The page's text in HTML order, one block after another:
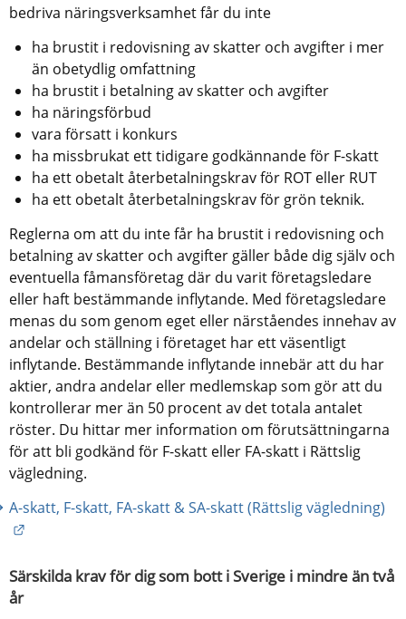
bedriva näringsverksamhet får du inte
ha brustit i redovisning av skatter och avgifter i mer
än obetydlig omfattning
ha brustit i betalning av skatter och avgifter
ha näringsförbud
vara försatt i konkurs
ha missbrukat ett tidigare godkännande för F-skatt
ha ett obetalt återbetalningskrav för ROT eller RUT
ha ett obetalt återbetalningskrav för grön teknik.
Reglerna om att du inte får ha brustit i redovisning och
betalning av skatter och avgifter gäller både dig själv och
eventuella fåmansföretag där du varit företagsledare
eller haft bestämmande inflytande. Med företagsledare
menas du som genom eget eller närståendes innehav av
andelar och ställning i företaget har ett väsentligt
inflytande. Bestämmande inflytande innebär att du har
aktier, andra andelar eller medlemskap som gör att du
kontrollerar mer än 50 procent av det totala antalet
röster. Du hittar mer information om förutsättningarna
för att bli godkänd för F-skatt eller FA-skatt i Rättslig
vägledning.
A-skatt, F-skatt, FA-skatt & SA-skatt (Rättslig vägledning)
Särskilda krav för dig som bott i Sverige i mindre än två
år